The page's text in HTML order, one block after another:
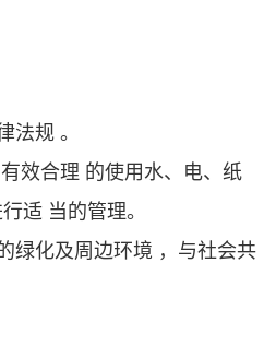
法规 。
效合理 的使用水、电、纸
适 当的管理。
绿化及周边环境 ，与社会共